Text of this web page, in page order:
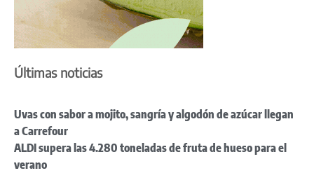
Últimas noticias
Uvas con sabor a mojito, sangría y algodón de azúcar llegan
a Carrefour
ALDI supera las 4.280 toneladas de fruta de hueso para el
verano